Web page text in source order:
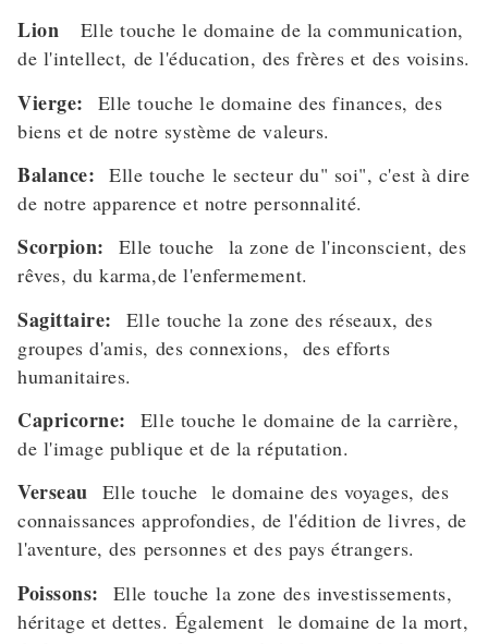
Lion
Elle touche le domaine de la communication,
de l'intellect, de l'éducation, des frères et des voisins.
Vierge: Elle touche le domaine des finances, des
biens et de notre système de valeurs.
Balance: Elle touche le secteur du" soi", c'est à dire
de notre apparence et notre personnalité.
Scorpion: Elle touche la zone de l'inconscient, des
rêves, du karma,de l'enfermement.
Sagittaire: Elle touche la zone des réseaux, des
groupes d'amis, des connexions, des efforts
humanitaires.
Capricorne: Elle touche le domaine de la carrière,
de l'image publique et de la réputation.
Verseau Elle touche le domaine des voyages, des
connaissances approfondies, de l'édition de livres, de
l'aventure, des personnes et des pays étrangers.
Poissons: Elle touche la zone des investissements,
héritage et dettes. Également le domaine de la mort,